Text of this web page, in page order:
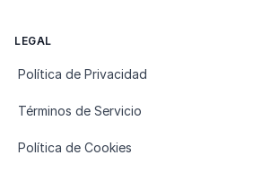
LEGAL
Política de Privacidad
Términos de Servicio
Política de Cookies